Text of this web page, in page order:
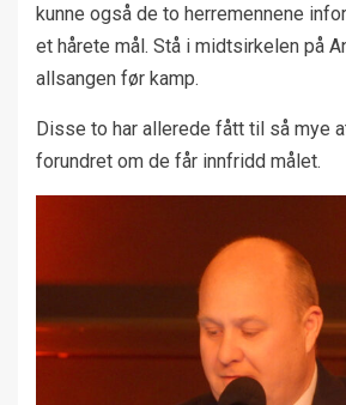
kunne også de to herremennene
et hårete mål. Stå i midtsirkelen på
allsangen før kamp.
Disse to har allerede fått til så mye
forundret om de får innfridd målet.